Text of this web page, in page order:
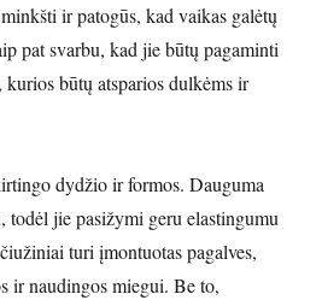
ir patogūs, kad vaikas galėtų
pat svarbu, kad jie būtų pagaminti
būtų atsparios dulkėms ir
dydžio ir formos. Dauguma
todėl jie pasižymi geru elastingumu
turi įmontuotas pagalves,
ir naudingos miegui. Be to,